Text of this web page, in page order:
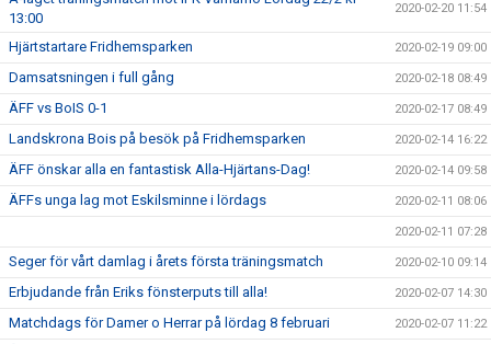
13:00
2020-02-20 11:54
Hjärtstartare Fridhemsparken 2020-02-19 09:00
Damsatsningen i full gång 2020-02-18 08:49
ÄFF vs BoIS 0-1 2020-02-17 08:49
Landskrona Bois på besök på Fridhemsparken 2020-02-14 16:22
ÄFF önskar alla en fantastisk Alla-Hjärtans-Dag! 2020-02-14 09:58
ÄFFs unga lag mot Eskilsminne i lördags 2020-02-11 08:06
2020-02-11 07:28
Seger för vårt damlag i årets första träningsmatch 2020-02-10 09:14
Erbjudande från Eriks fönsterputs till alla! 2020-02-07 14:30
Matchdags för Damer o Herrar på lördag 8 februari 2020-02-07 11:22